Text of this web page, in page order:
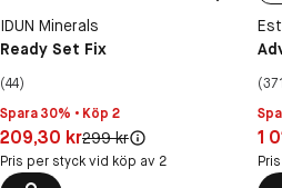
IDUN Minerals
Ready Set Fix
(44)
Spara 30% • Köp 2
Pris: 209,30 kr
209,30 krOriginal pris:
299 kr
Pris per styck vid köp av 2
1